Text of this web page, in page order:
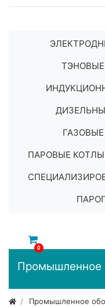
ПАРОВЫЕ КОТЛЫ
0
Промышленное
Промышленное